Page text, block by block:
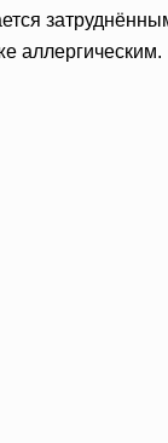
аллергическим.